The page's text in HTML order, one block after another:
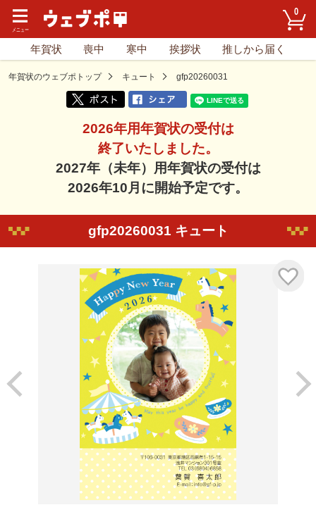
0
年賀状 喪中 寒中 挨拶状 推しから届く
年賀状のウェブポトップ キュート gfp20260031
2026年用年賀状の受付は
終了いたしました。
2027年（未年）用年賀状の受付は
2026年10月に開始予定です。
gfp20260031 キュート